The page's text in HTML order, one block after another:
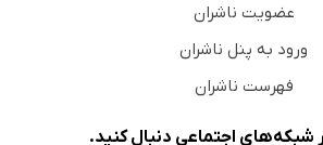
عضویت ناشران
ورود به پنل ناشران
فهرست ناشران
در شبکه‌های اجتماعی دنبال کنید.